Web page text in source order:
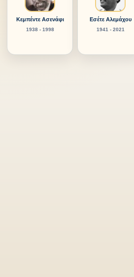
Κεμπέντε Ασενάφι
1938 - 1998
Εσέτε Αλεμάχου
1941 - 2021